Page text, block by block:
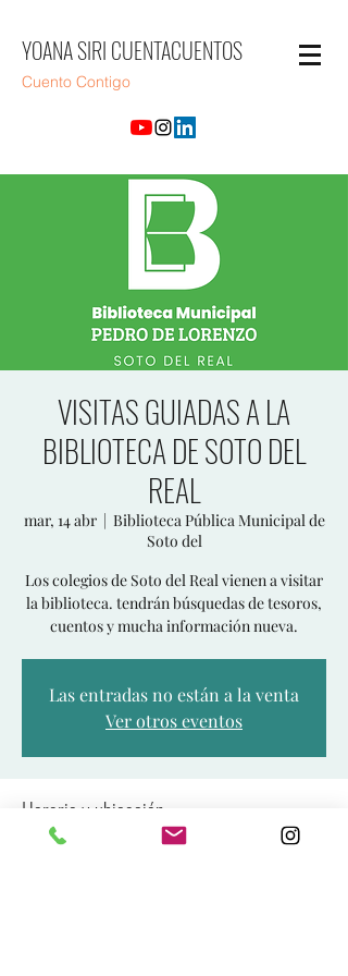
YOANA SIRI CUENTACUENTOS
Cuento Contigo
VISITAS GUIADAS A LA
BIBLIOTECA DE SOTO DEL
REAL
mar, 14 abr
  |
Biblioteca Pública Municipal de
Soto del
Los colegios de Soto del Real vienen a visitar
la biblioteca. tendrán búsquedas de tesoros,
cuentos y mucha información nueva.
Las entradas no están a la venta
Ver otros eventos
Horario y ubicación
14 abr 2026, 10:00 – 22:50